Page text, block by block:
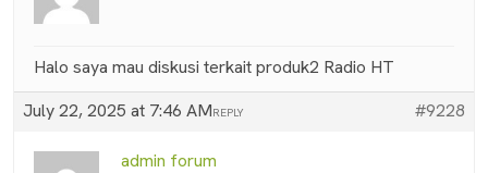
Halo saya mau diskusi terkait produk2 Radio HT
July 22, 2025 at 7:46 AM
#9228
REPLY
admin forum